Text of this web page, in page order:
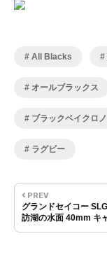
All Blacks
オールブラックス
ブラックベイクロノ
ラグビー
PREV
グランドセイコー
訪湖の水面 40mm キ